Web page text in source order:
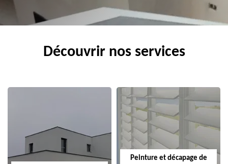
Découvrir nos services
Peinture et décapage de